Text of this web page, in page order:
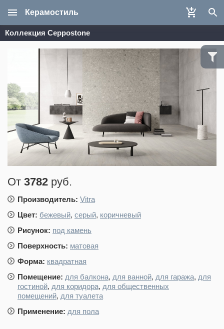
Керамостиль
Коллекция Ceppostone
От 3782 руб.
Производитель: Vitra
Цвет: бежевый, серый, коричневый
Рисунок: под камень
Поверхность: матовая
Форма: квадратная
Помещение: для балкона, для ванной, для гаража, для
гостиной, для коридора, для общественных
помещений, для туалета
Применение: для пола